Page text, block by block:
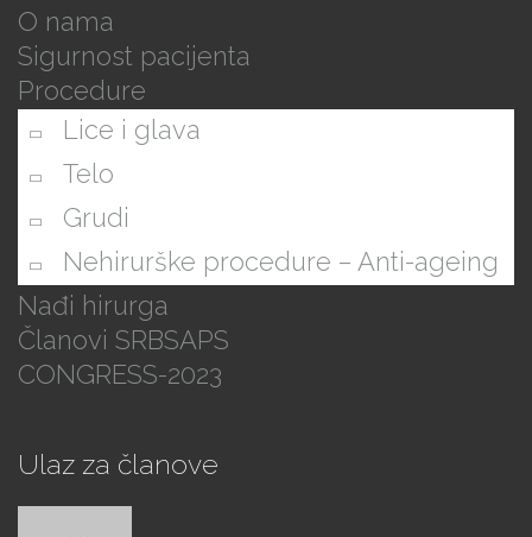
O nama
Sigurnost pacijenta
Procedure
Lice i glava
Telo
Grudi
Nehirurške procedure – Anti-ageing
Nađi hirurga
Članovi SRBSAPS
CONGRESS-2023
Ulaz za članove